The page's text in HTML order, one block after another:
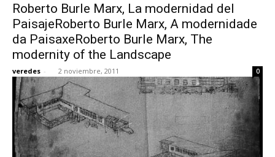
Roberto Burle Marx, La modernidad del
PaisajeRoberto Burle Marx, A modernidade
da PaisaxeRoberto Burle Marx, The
modernity of the Landscape
veredes - 2 noviembre, 2011 0